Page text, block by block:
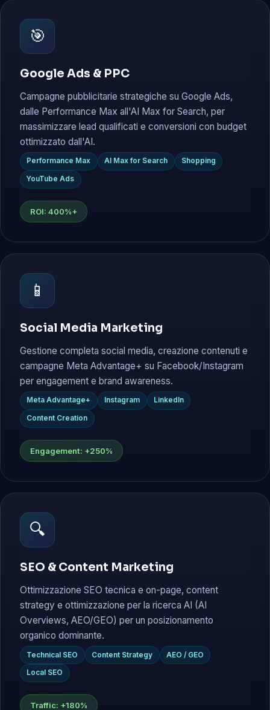
🎯
Google Ads & PPC
Campagne pubblicitarie strategiche su Google Ads,
dalle Performance Max all'AI Max for Search, per
massimizzare lead qualificati e conversioni con budget
ottimizzato dall'AI.
Performance Max AI Max for Search Shopping
YouTube Ads
ROI: 400%+
📱
Social Media Marketing
Gestione completa social media, creazione contenuti e
campagne Meta Advantage+ su Facebook/Instagram
per engagement e brand awareness.
Meta Advantage+ Instagram LinkedIn
Content Creation
Engagement: +250%
🔍
SEO & Content Marketing
Ottimizzazione SEO tecnica e on-page, content
strategy e ottimizzazione per la ricerca AI (AI
Overviews, AEO/GEO) per un posizionamento
organico dominante.
Technical SEO Content Strategy AEO / GEO
Local SEO
Traffic: +180%